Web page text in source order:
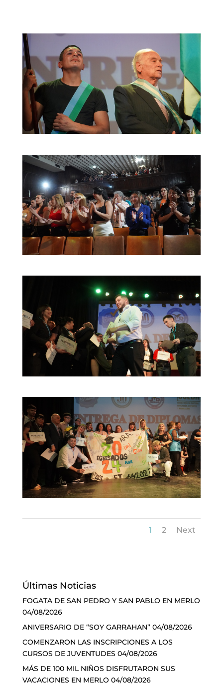
1 2 Next
Últimas Noticias
FOGATA DE SAN PEDRO Y SAN PABLO EN MERLO
04/08/2026
ANIVERSARIO DE “SOY GARRAHAN” 04/08/2026
COMENZARON LAS INSCRIPCIONES A LOS
CURSOS DE JUVENTUDES 04/08/2026
MÁS DE 100 MIL NIÑOS DISFRUTARON SUS
VACACIONES EN MERLO 04/08/2026